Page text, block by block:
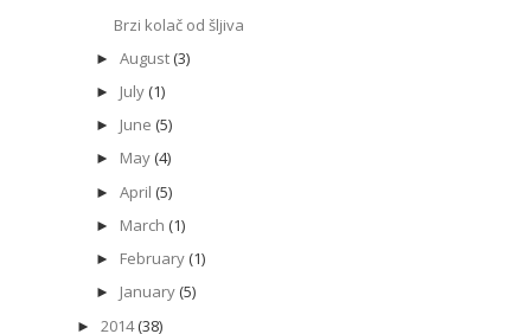
Brzi kolač od šljiva
► August (3)
► July (1)
► June (5)
► May (4)
► April (5)
► March (1)
► February (1)
► January (5)
► 2014 (38)